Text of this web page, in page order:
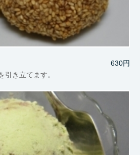
630円
引き立てます。